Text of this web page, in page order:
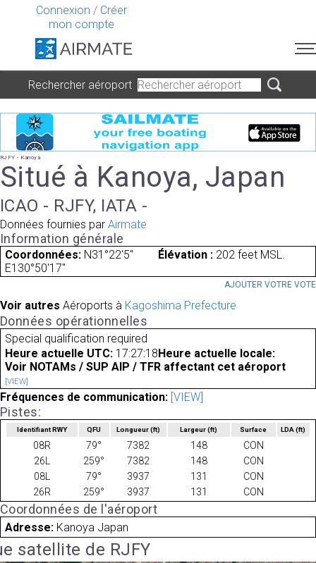
Connexion / Créer
mon compte
Rechercher aéroport
RJFY - Kanoya
Situé à Kanoya, Japan
ICAO - RJFY, IATA -
Données fournies par Airmate
Information générale
Coordonnées: N31°22'5"
E130°50'17"
Élévation : 202 feet MSL.
AJOUTER VOTRE VOTE
Voir autres Aéroports à Kagoshima Prefecture
Données opérationnelles
Special qualification required
Heure actuelle UTC: 17:27:18 Heure actuelle locale:
Voir NOTAMs / SUP AIP / TFR affectant cet aéroport
[VIEW]
Fréquences de communication: [VIEW]
Pistes:
Identifiant RWY QFU Longueur(ft) Largeur(ft) Surface LDA(ft)
08R 79° 7382 148
CON
26L
259° 7382 148
CON
08L
79° 3937 131
CON
26R
259° 3937 131 CON
Coordonnées de l'aéroport
Adresse: Kanoya Japan
satellite de RJFY